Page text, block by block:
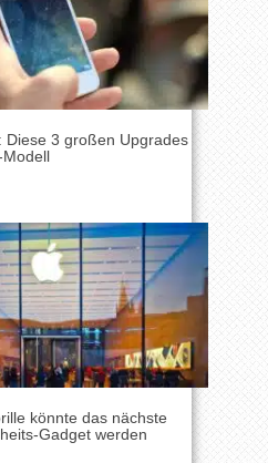
Diese 3 großen Upgrades
Modell
könnte das nächste
Gadget werden